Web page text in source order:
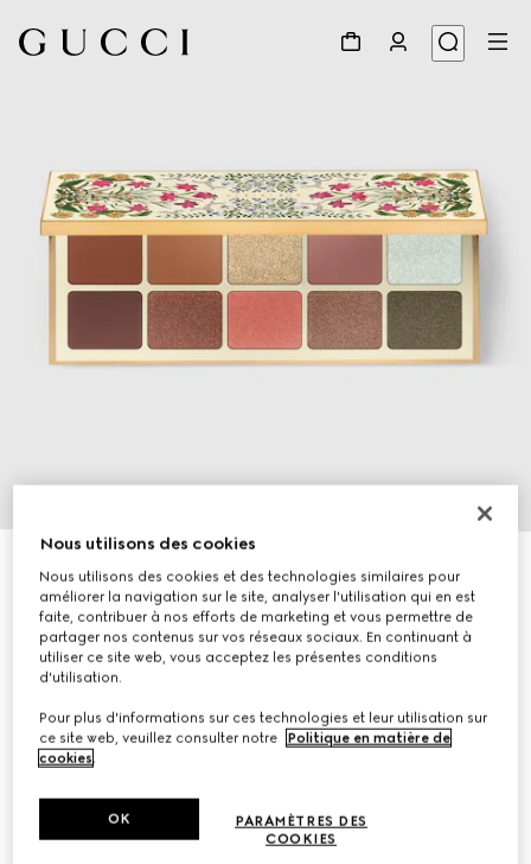
Palette pour les yeux Flora en édition limitée, 01 Sunset
Orchid
€ 75
Nous utilisons des cookies
Nous utilisons des cookies et des technologies similaires pour
améliorer la navigation sur le site, analyser l'utilisation qui en est
faite, contribuer à nos efforts de marketing et vous permettre de
partager nos contenus sur vos réseaux sociaux. En continuant à
utiliser ce site web, vous acceptez les présentes conditions
d'utilisation.
Pour plus d'informations sur ces technologies et leur utilisation sur
ce site web, veuillez consulter notre
Politique en matière de
cookies.
PARAMÈTRES DES
COOKIES
OK